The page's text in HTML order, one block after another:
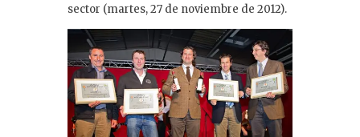
sector (martes, 27 de noviembre de 2012).